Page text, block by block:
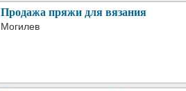
Продажа пряжи для вязания
Могилев